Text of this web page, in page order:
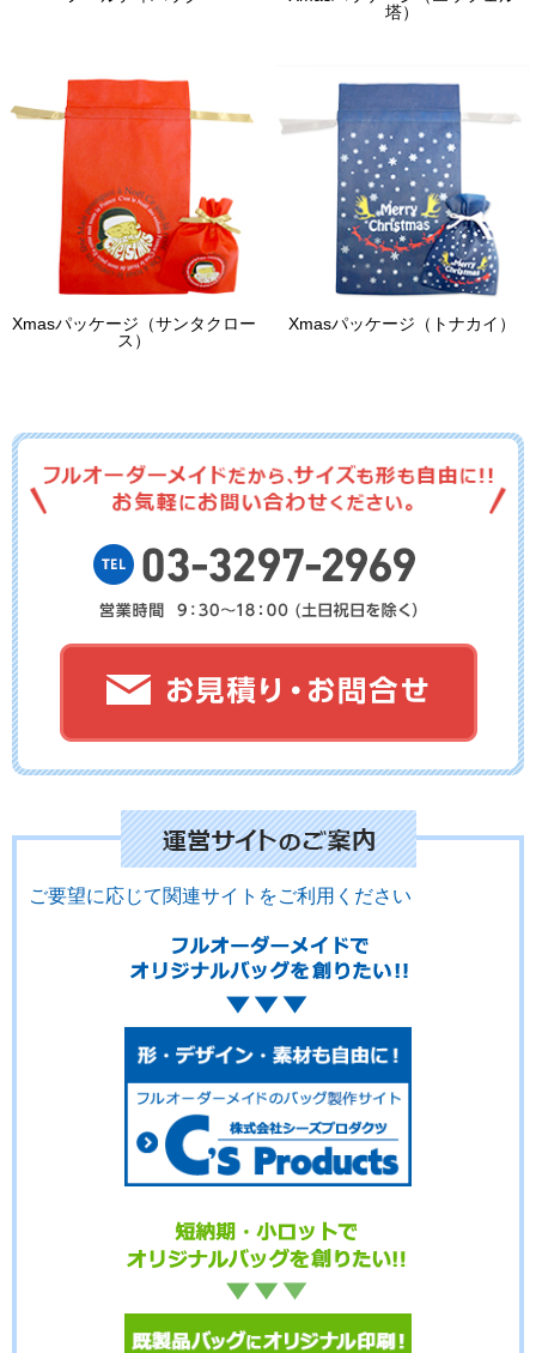
塔）
Xmasパッケージ（サンタクロー
ス）
Xmasパッケージ（トナカイ）
ご要望に応じて関連サイトをご利用ください